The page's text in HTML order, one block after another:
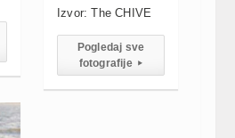
Izvor: The CHIVE
Pogledaj sve
fotografije▸